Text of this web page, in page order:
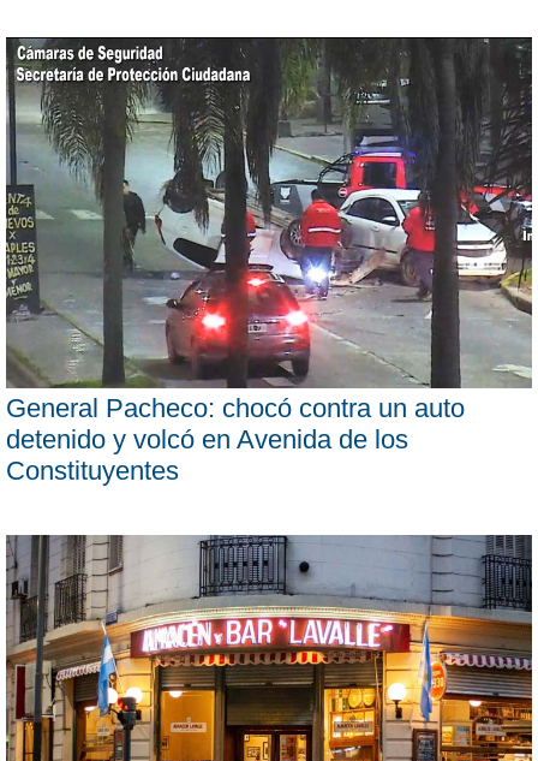
General Pacheco: chocó contra un auto
detenido y volcó en Avenida de los
Constituyentes